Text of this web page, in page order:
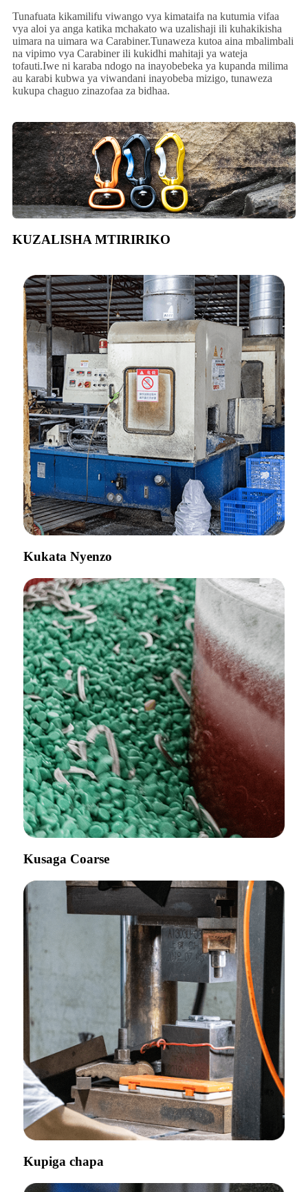
Tunafuata kikamilifu viwango vya kimataifa na kutumia vifaa
vya aloi ya anga katika mchakato wa uzalishaji ili kuhakikisha
uimara na uimara wa Carabiner.Tunaweza kutoa aina mbalimbali
na vipimo vya Carabiner ili kukidhi mahitaji ya wateja
tofauti.Iwe ni karaba ndogo na inayobebeka ya kupanda milima
au karabi kubwa ya viwandani inayobeba mizigo, tunaweza
kukupa chaguo zinazofaa za bidhaa.
KUZALISHA MTIRIRIKO
Kukata Nyenzo
Kusaga Coarse
Kupiga chapa